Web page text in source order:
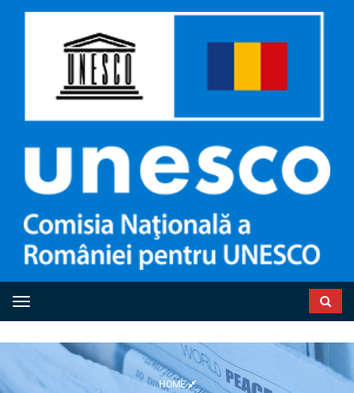
Toggle navigation
HOME